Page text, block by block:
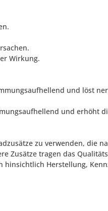
Wirkung.
und löst
und erhöht
zu verwenden, die
Zusätze tragen das
Herstellung,